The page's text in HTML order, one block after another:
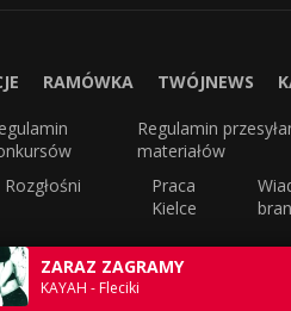
ZARAZ ZAGRAMY
KAYAH - Fleciki
RAMÓWKA TWÓJNEWS
Regulamin
materiałów
Praca
Kielce